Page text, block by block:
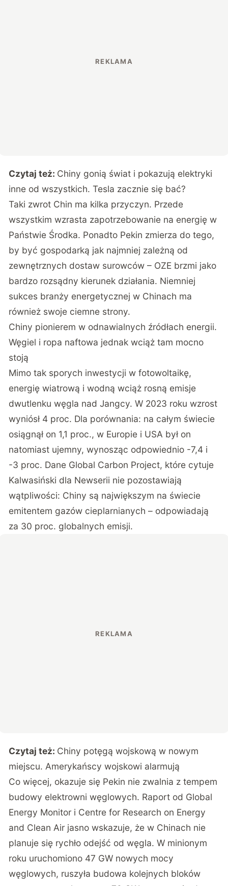
Czytaj też: Chiny gonią świat i pokazują elektryki
inne od wszystkich. Tesla zacznie się bać?
Taki zwrot Chin ma kilka przyczyn. Przede
wszystkim wzrasta zapotrzebowanie na energię w
Państwie Środka. Ponadto Pekin zmierza do tego,
by być gospodarką jak najmniej zależną od
zewnętrznych dostaw surowców – OZE brzmi jako
bardzo rozsądny kierunek działania. Niemniej
sukces branży energetycznej w Chinach ma
również swoje ciemne strony.
Chiny pionierem w odnawialnych źródłach energii.
Węgiel i ropa naftowa jednak wciąż tam mocno
stoją
Mimo tak sporych inwestycji w fotowoltaikę,
energię wiatrową i wodną wciąż rosną emisje
dwutlenku węgla nad Jangcy. W 2023 roku wzrost
wyniósł 4 proc. Dla porównania: na całym świecie
osiągnął on 1,1 proc., w Europie i USA był on
natomiast ujemny, wynosząc odpowiednio -7,4 i
-3 proc. Dane Global Carbon Project, które cytuje
Kalwasiński dla Newserii nie pozostawiają
wątpliwości: Chiny są największym na świecie
emitentem gazów cieplarnianych – odpowiadają
za 30 proc. globalnych emisji.
Czytaj też: Chiny potęgą wojskową w nowym
miejscu. Amerykańscy wojskowi alarmują
Co więcej, okazuje się Pekin nie zwalnia z tempem
budowy elektrowni węglowych. Raport od Global
Energy Monitor i Centre for Research on Energy
and Clean Air jasno wskazuje, że w Chinach nie
planuje się rychło odejść od węgla. W minionym
roku uruchomiono 47 GW nowych mocy
węglowych, ruszyła budowa kolejnych bloków